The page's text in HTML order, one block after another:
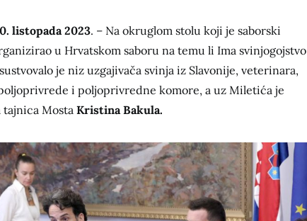
listopada 2023. – Na okruglom stolu koji je saborski
u Hrvatskom saboru na temu li Ima svinjogojstvo
je niz uzgajivača svinja iz Slavonije, veterinara,
i poljoprivredne komore, a uz Miletića je
tajnica Mosta Kristina Bakula.